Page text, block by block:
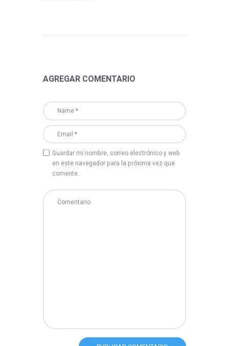
AGREGAR COMENTARIO
Guardar mi nombre, correo electrónico y web
en este navegador para la próxima vez que
comente.